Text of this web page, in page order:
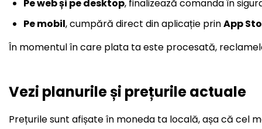
Pe web și pe desktop, finalizează comanda în
Pe mobil, cumpără direct din aplicație prinApp
În momentul în care plata ta este procesată,
Vezi planurile și prețurile actuale
Prețurile sunt afișate în moneda ta locală, așa că cel